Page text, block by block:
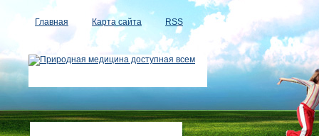
Главная Карта сайта RSS